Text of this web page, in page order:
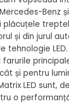
Benz
plăcuțele
și din jurul
tehnologie
și pentru
LED sunt,
o